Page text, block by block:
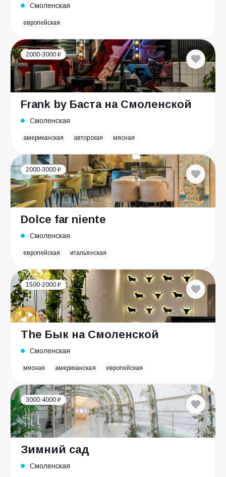
Смоленская
европейская
2000-3000 ₽
Frank by Баста на Смоленской
Смоленская
американская авторская мясная
2000-3000 ₽
Dolce far niente
Смоленская
европейская итальянская
1500-2000 ₽
The Бык на Смоленской
Смоленская
мясная американская европейская
3000-4000 ₽
Зимний сад
Смоленская